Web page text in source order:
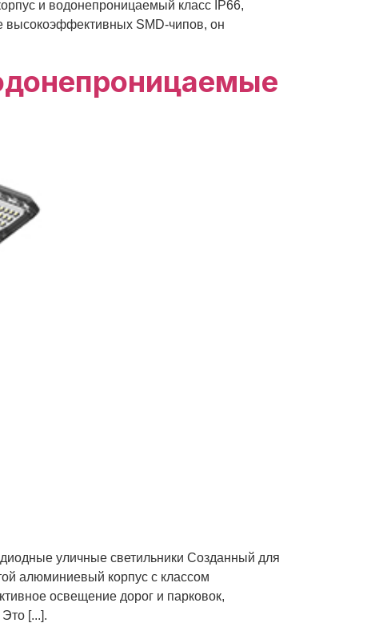
и водонепроницаемый класс IP66,
SMD-чипов, он
уличные светильники Созданный для
алюминиевый корпус с классом
освещение дорог и парковок,
[...].